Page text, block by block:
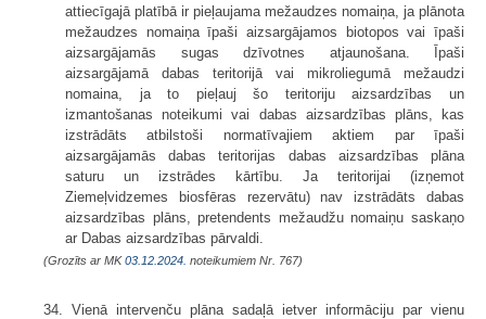
attiecīgajā platībā ir pieļaujama mežaudzes nomaiņa, ja plānota
mežaudzes nomaiņa īpaši aizsargājamos biotopos vai īpaši
aizsargājamās sugas dzīvotnes atjaunošana. Īpaši
aizsargājamā dabas teritorijā vai mikroliegumā mežaudzi
nomaina, ja to pieļauj šo teritoriju aizsardzības un
izmantošanas noteikumi vai dabas aizsardzības plāns, kas
izstrādāts atbilstoši normatīvajiem aktiem par īpaši
aizsargājamās dabas teritorijas dabas aizsardzības plāna
saturu un izstrādes kārtību. Ja teritorijai (izņemot
Ziemeļvidzemes biosfēras rezervātu) nav izstrādāts dabas
aizsardzības plāns, pretendents mežaudžu nomaiņu saskaņo
ar Dabas aizsardzības pārvaldi.
(Grozīts ar MK03.12.2024. noteikumiem Nr. 767)
34. Vienā intervenču plāna sadaļā ietver informāciju par vienu